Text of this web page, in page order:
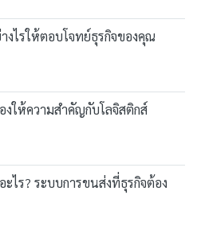
งไรให้ตอบโจทย์ธุรกิจของคุณ
งให้ความสำคัญกับโลจิสติกส์
ไร? ระบบการขนส่งที่ธุรกิจต้อง